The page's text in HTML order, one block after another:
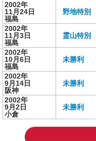
2002年
11月24日
福島
野地特別
2002年
11月3日
福島
霊山特別
2002年
10月6日
福島
未勝利
2002年
9月14日
阪神
未勝利
2002年
9月2日
小倉
未勝利